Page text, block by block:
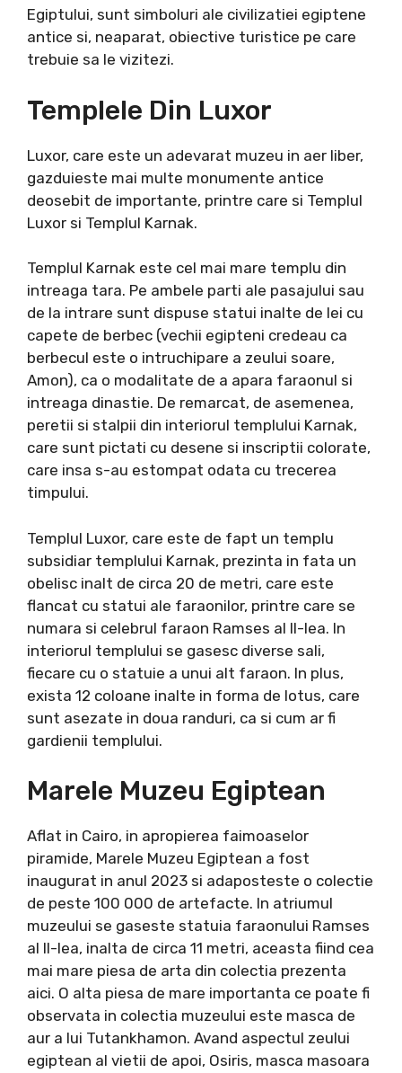
Egiptului, sunt simboluri ale civilizatiei egiptene
antice si, neaparat, obiective turistice pe care
trebuie sa le vizitezi.
​Templele Din Luxor
Luxor, care este un adevarat muzeu in aer liber,
gazduieste mai multe monumente antice
deosebit de importante, printre care si Templul
Luxor si Templul Karnak.
Templul Karnak este cel mai mare templu din
intreaga tara. Pe ambele parti ale pasajului sau
de la intrare sunt dispuse statui inalte de lei cu
capete de berbec (vechii egipteni credeau ca
berbecul este o intruchipare a zeului soare,
Amon), ca o modalitate de a apara faraonul si
intreaga dinastie. De remarcat, de asemenea,
peretii si stalpii din interiorul templului Karnak,
care sunt pictati cu desene si inscriptii colorate,
care insa s-au estompat odata cu trecerea
timpului.
Templul Luxor, care este de fapt un templu
subsidiar templului Karnak, prezinta in fata un
obelisc inalt de circa 20 de metri, care este
flancat cu statui ale faraonilor, printre care se
numara si celebrul faraon Ramses al II-lea. In
interiorul templului se gasesc diverse sali,
fiecare cu o statuie a unui alt faraon. In plus,
exista 12 coloane inalte in forma de lotus, care
sunt asezate in doua randuri, ca si cum ar fi
gardienii templului.
​Marele Muzeu Egiptean
Aflat in Cairo, in apropierea faimoaselor
piramide, Marele Muzeu Egiptean a fost
inaugurat in anul 2023 si adaposteste o colectie
de peste 100 000 de artefacte. In atriumul
muzeului se gaseste statuia faraonului Ramses
al II-lea, inalta de circa 11 metri, aceasta fiind cea
mai mare piesa de arta din colectia prezenta
aici. O alta piesa de mare importanta ce poate fi
observata in colectia muzeului este masca de
aur a lui Tutankhamon. Avand aspectul zeului
egiptean al vietii de apoi, Osiris, masca masoara